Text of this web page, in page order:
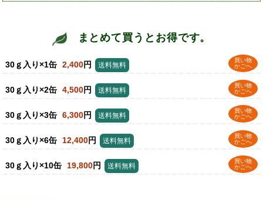
まとめて買うとお得です。
30ｇ入り×1缶 2,400円
買い物
かごへ
送料無料
30ｇ入り×2缶 4,500円
買い物
かごへ
送料無料
30ｇ入り×3缶 6,300円
買い物
かごへ
送料無料
30ｇ入り×6缶 12,400円
買い物
かごへ
送料無料
30ｇ入り×10缶 19,800円
買い物
かごへ
送料無料